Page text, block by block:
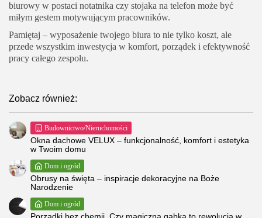
biurowy w postaci notatnika czy stojaka na telefon może być
miłym gestem motywującym pracowników.
Pamiętaj – wyposażenie twojego biura to nie tylko koszt, ale
przede wszystkim inwestycja w komfort, porządek i efektywność
pracy całego zespołu.
Zobacz również:
Budownictwo/Nieruchomości
Okna dachowe VELUX – funkcjonalność, komfort i estetyka
w Twoim domu
Dom i ogród
Obrusy na święta – inspiracje dekoracyjne na Boże
Narodzenie
Dom i ogród